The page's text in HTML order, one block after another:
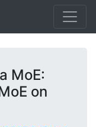
MoE:
on